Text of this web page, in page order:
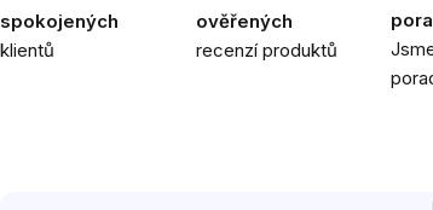
spokojených
klientů
ověřených
recenzí produktů